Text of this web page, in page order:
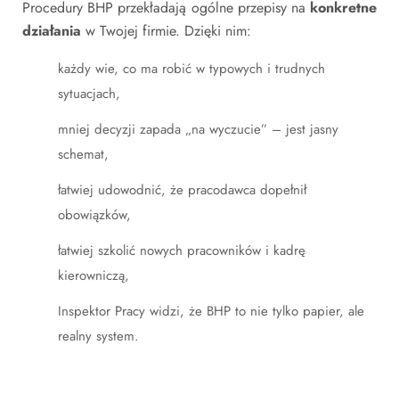
Procedury BHP przekładają ogólne przepisy na konkretne
działania w Twojej firmie. Dzięki nim:
każdy wie, co ma robić w typowych i trudnych
sytuacjach,
mniej decyzji zapada „na wyczucie” – jest jasny
schemat,
łatwiej udowodnić, że pracodawca dopełnił
obowiązków,
łatwiej szkolić nowych pracowników i kadrę
kierowniczą,
Inspektor Pracy widzi, że BHP to nie tylko papier, ale
realny system.